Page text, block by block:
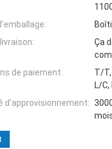
Ça
de paiement:
T/T,
L/C,
d'approvisionnement: